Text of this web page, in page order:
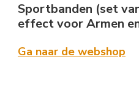
Sportbanden (set
effect voor Armen
Ga naar de webshop